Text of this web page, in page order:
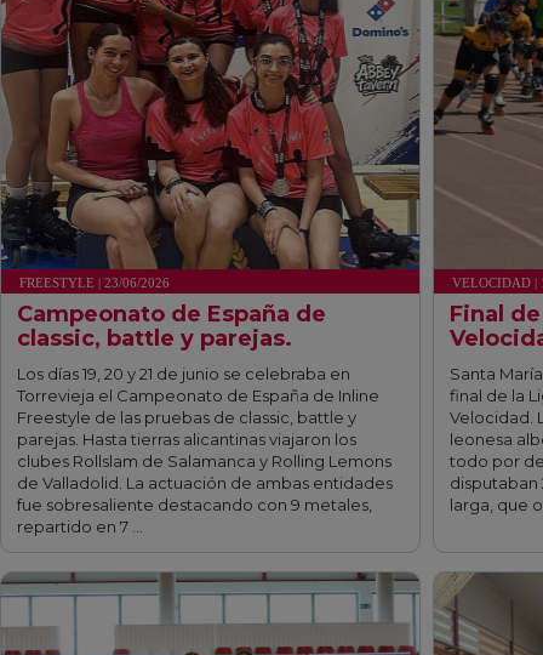
FREESTYLE | 23/06/2026
Campeonato de España de
classic, battle y parejas.
Los días 19, 20 y 21 de junio se celebraba en
Torrevieja el Campeonato de España de Inline
Freestyle de las pruebas de classic, battle y
parejas. Hasta tierras alicantinas viajaron los
clubes Rollslam de Salamanca y Rolling Lemons
de Valladolid. La actuación de ambas entidades
fue sobresaliente destacando con 9 metales,
repartido en 7 …
VELOCIDAD |
Final
Santa
final de la
Velocidad.
leonesa
todo por
disputaban
larga, que
fff fff